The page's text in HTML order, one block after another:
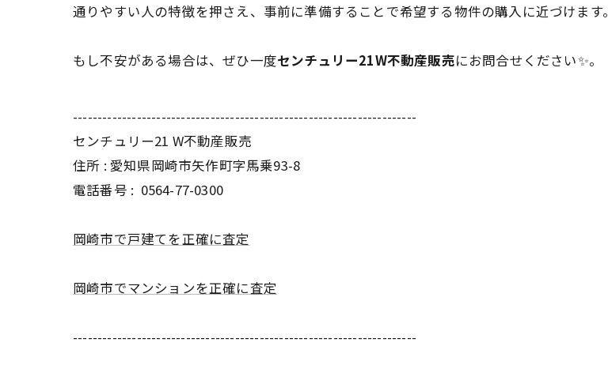
通りやすい人の特徴を押さえ、事前に準備することで希望する物件の購入に近づけます。
もし不安がある場合は、ぜひ一度センチュリー21W不動産販売にお問合せください✨。
----------------------------------------------------------------------
センチュリー21 W不動産販売
住所 : 愛知県岡崎市矢作町字馬乗93-8
電話番号 : 0564-77-0300
岡崎市で戸建てを正確に査定
岡崎市でマンションを正確に査定
----------------------------------------------------------------------